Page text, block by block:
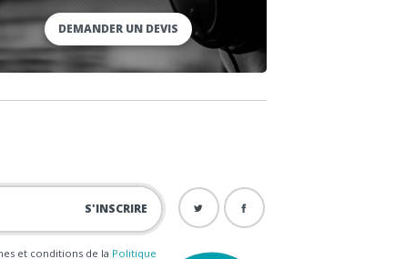
DEMANDER UN DEVIS
et conditions de la Politique